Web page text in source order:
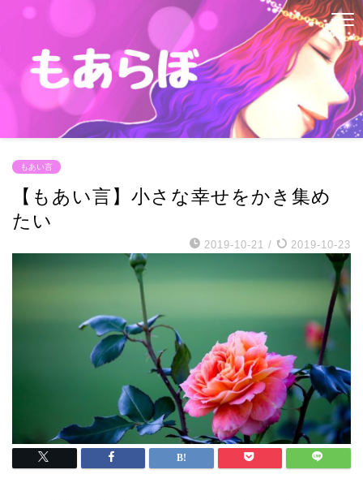
もあい言
【もあい言】小さな幸せをかき集め
たい
2019-10-21 / 2019-10-23